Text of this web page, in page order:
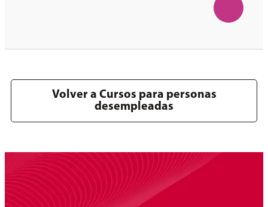
Volver a Cursos para personas
desempleadas